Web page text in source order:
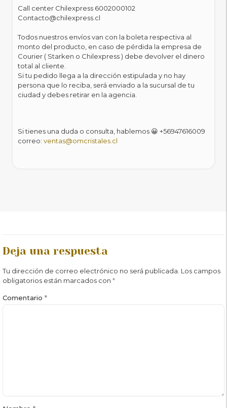
Call center Chilexpress 6002000102
Contacto@chilexpress.cl
Todos nuestros envíos van con la boleta respectiva al
monto del producto, en caso de pérdida la empresa de
Courier ( Starken o Chilexpress ) debe devolver el dinero
total al cliente.
Si tu pedido llega a la dirección estipulada y no hay
persona que lo reciba, será enviado a la sucursal de tu
ciudad y debes retirar en la agencia.
Si tienes una duda o consulta, hablemos 😀 +56947616009
correo: ventas@omcristales.cl
Deja una respuesta
Tu dirección de correo electrónico no será publicada. Los campos
obligatorios están marcados con *
Comentario *